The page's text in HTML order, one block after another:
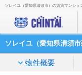
ソレイユ（愛知県清須市）の賃貸マンショ
ソレイユ（愛知県清須
物件概要